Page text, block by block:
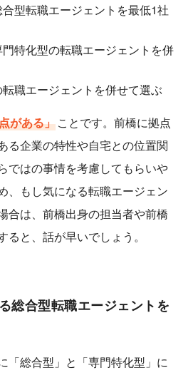
型転職エージェントを最低1社
特化型の転職エージェントを併
職エージェントを併せて選ぶ
がある」ことです。前橋に拠点
る企業の特性や自宅との位置関
ではの事情を考慮してもらいや
、もし気になる転職エージェン
合は、前橋出身の担当者や前橋
と、話が早いでしょう。
総合型転職エージェントを
「総合型」と「専門特化型」に